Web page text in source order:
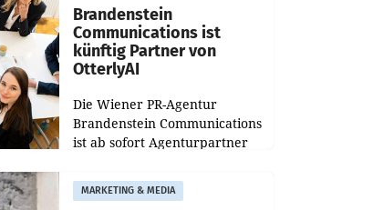
verdoppelte (+102
Brandenstein
Communications ist
künftig Partner von
OtterlyAI
Die Wiener PR-Agentur
Brandenstein Communications
ist ab sofort Agenturpartner
Optimierungsplattform
OtterlyAI. Damit baut die
MARKETING & MEDIA